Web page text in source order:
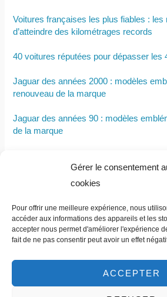
Gérer le consentement
cookies
Pour offrir une meilleure expérience, nous
accéder aux informations des appareils et les
accepter nous permet d'améliorer l'expérience
fait de ne pas consentir peut avoir un effet
ACCEPTER
Voitures françaises les plus fiables : les
d’atteindre des kilométrages records
40 voitures réputées pour dépasser les
Jaguar des années 2000 : modèles
renouveau de la marque
Jaguar des années 90 : modèles
de la marque
10 petits SUV sportifs et abordables à